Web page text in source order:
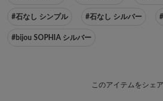
#石なし シンプル #石なし シルバー
#bijou SOPHIA シルバー
このアイテムをシェ